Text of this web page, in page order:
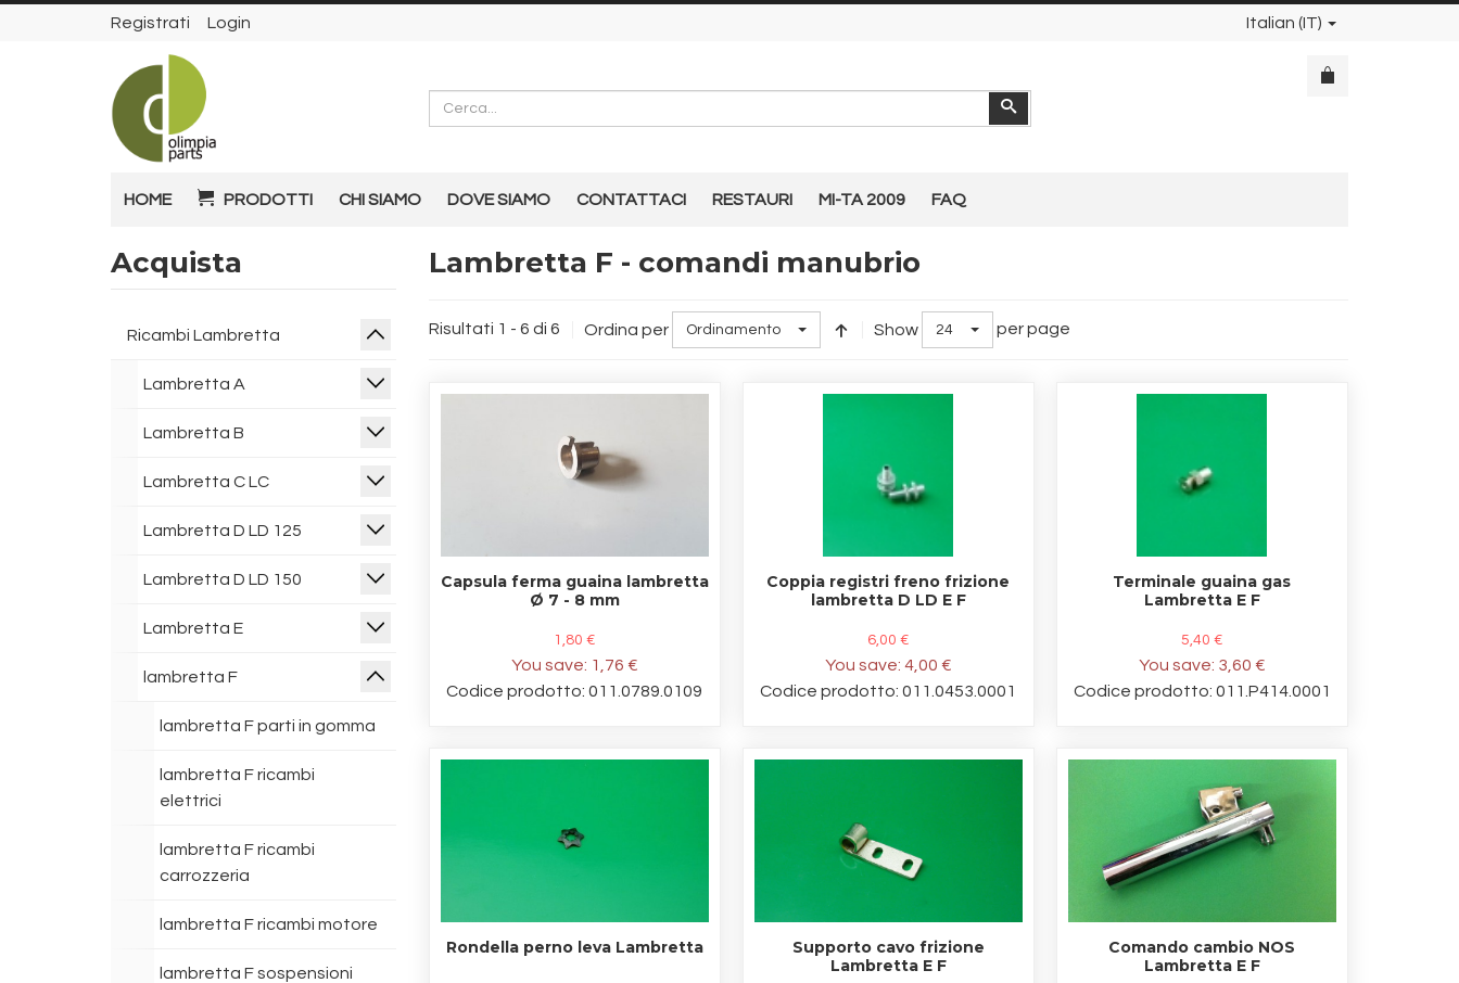
Registrati Login Italian (IT)
Cerca
Cerca
HOME PRODOTTI CHI SIAMO DOVE SIAMO CONTATTACI RESTAURI MI-TA 2009 FAQ
Lambretta F - comandi manubrio
Risultati 1 - 6 di 6 Ordina per Ordinamento Show 24 per page
Capsula ferma guaina lambretta
Ø 7 - 8 mm
1,80 €
You save: 1,76 €
Codice prodotto: 011.0789.0109
Coppia registri freno frizione
lambretta D LD E F
6,00 €
You save: 4,00 €
Codice prodotto: 011.0453.0001
Terminale guaina gas
Lambretta E F
5,40 €
You save: 3,60 €
Codice prodotto: 011.P414.0001
Rondella perno leva Lambretta
Supporto cavo frizione
Lambretta E F
Comando cambio NOS
Lambretta E F
Acquista
Ricambi Lambretta
Lambretta A
Lambretta B
Lambretta C LC
Lambretta D LD 125
Lambretta D LD 150
Lambretta E
lambretta F
lambretta F parti in gomma
lambretta F ricambi
elettrici
lambretta F ricambi
carrozzeria
lambretta F ricambi motore
lambretta F sospensioni